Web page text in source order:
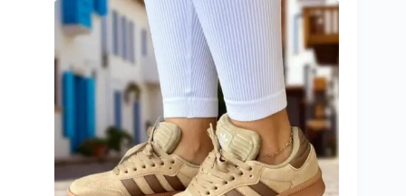
variantes.
Las
opciones
se
pueden
elegir
la
página
de
producto